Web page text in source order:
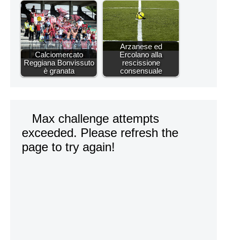
Calciomercato
Reggiana Bonvissuto
è granata
Arzanese ed
Ercolano alla
rescissione
consensuale